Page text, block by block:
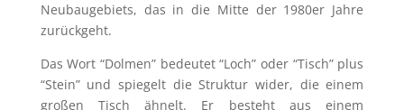
Neubaugebiets, das in die Mitte der 1980er Jahre
zurückgeht.
Das Wort “Dolmen” bedeutet “Loch” oder “Tisch” plus
“Stein” und spiegelt die Struktur wider, die einem
großen Tisch ähnelt. Er besteht aus einem